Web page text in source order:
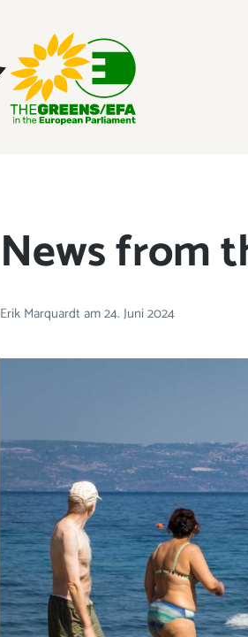
News from
Erik Marquardtam24. Juni 2024